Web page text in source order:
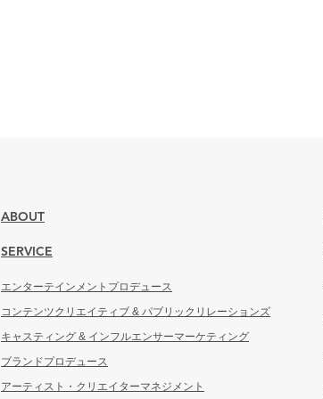
ABOUT
SERVICE
エンターテインメントプロデュース
コンテンツクリエイティブ & パブリックリレーションズ
キャスティング & インフルエンサーマーケティング
ブランドプロデュース
アーティスト・クリエイターマネジメント